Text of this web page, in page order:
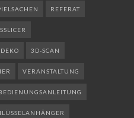
REFERAT
DEKO 3D-SCAN
VERANSTALTUNG